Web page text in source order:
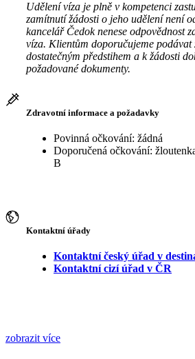
Udělení víza je plně v kompetenci
zamítnutí žádosti o jeho udělení není
kancelář Čedok nenese odpovědnost
víza. Klientům doporučujeme podávat
dostatečným předstihem a k žádosti
požadované dokumenty.
Zdravotní informace a požadavky
Povinná očkování: žádná
Doporučená očkování:
B
Kontaktní úřady
Kontaktní český úřad v
Kontaktní cizí úřad v ČR
zobrazit více